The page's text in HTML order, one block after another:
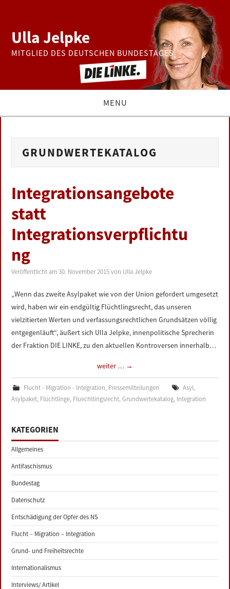
Ulla Jelpke
MITGLIED DES DEUTSCHEN BUNDESTAGES
MENU
BUNDESTAG
ZUR PERSON
LINKS
DATENSCHUTZERKLÄRUNG
IMPRESSUM
GRUNDWERTEKATALOG
Integrationsangebote
statt
Integrationsverpflichtu
ng
Veröffentlicht am30. November 2015 von Ulla Jelpke
„Wenn das zweite Asylpaket wie von der Union gefordert umgesetzt
wird, haben wir ein endgültig Flüchtlingsrecht, das unseren
vielzitierten Werten und verfassungsrechtlichen Grundsätzen völlig
entgegenläuft“, äußert sich Ulla Jelpke, innenpolitische Sprecherin
der Fraktion DIE LINKE, zu den aktuellen Kontroversen innerhalb…
weiter … →
Flucht - Migration - Integration, Pressemitteilungen Asyl,
Asylpaket, Flüchtlinge, Fluechtlingsrecht,Grundwertekatalog, Integration
KATEGORIEN
Allgemeines
Antifaschismus
Bundestag
Datenschutz
Entschädigung der Opfer des NS
Flucht – Migration – Integration
Grund- und Freiheitsrechte
Internationalismus
Interviews/ Artikel